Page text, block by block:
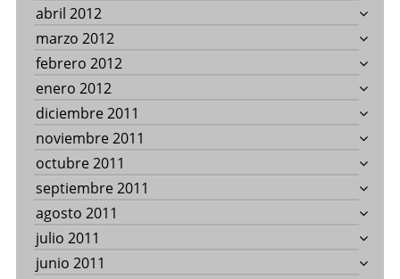
abril 2012
marzo 2012
febrero 2012
enero 2012
diciembre 2011
noviembre 2011
octubre 2011
septiembre 2011
agosto 2011
julio 2011
junio 2011